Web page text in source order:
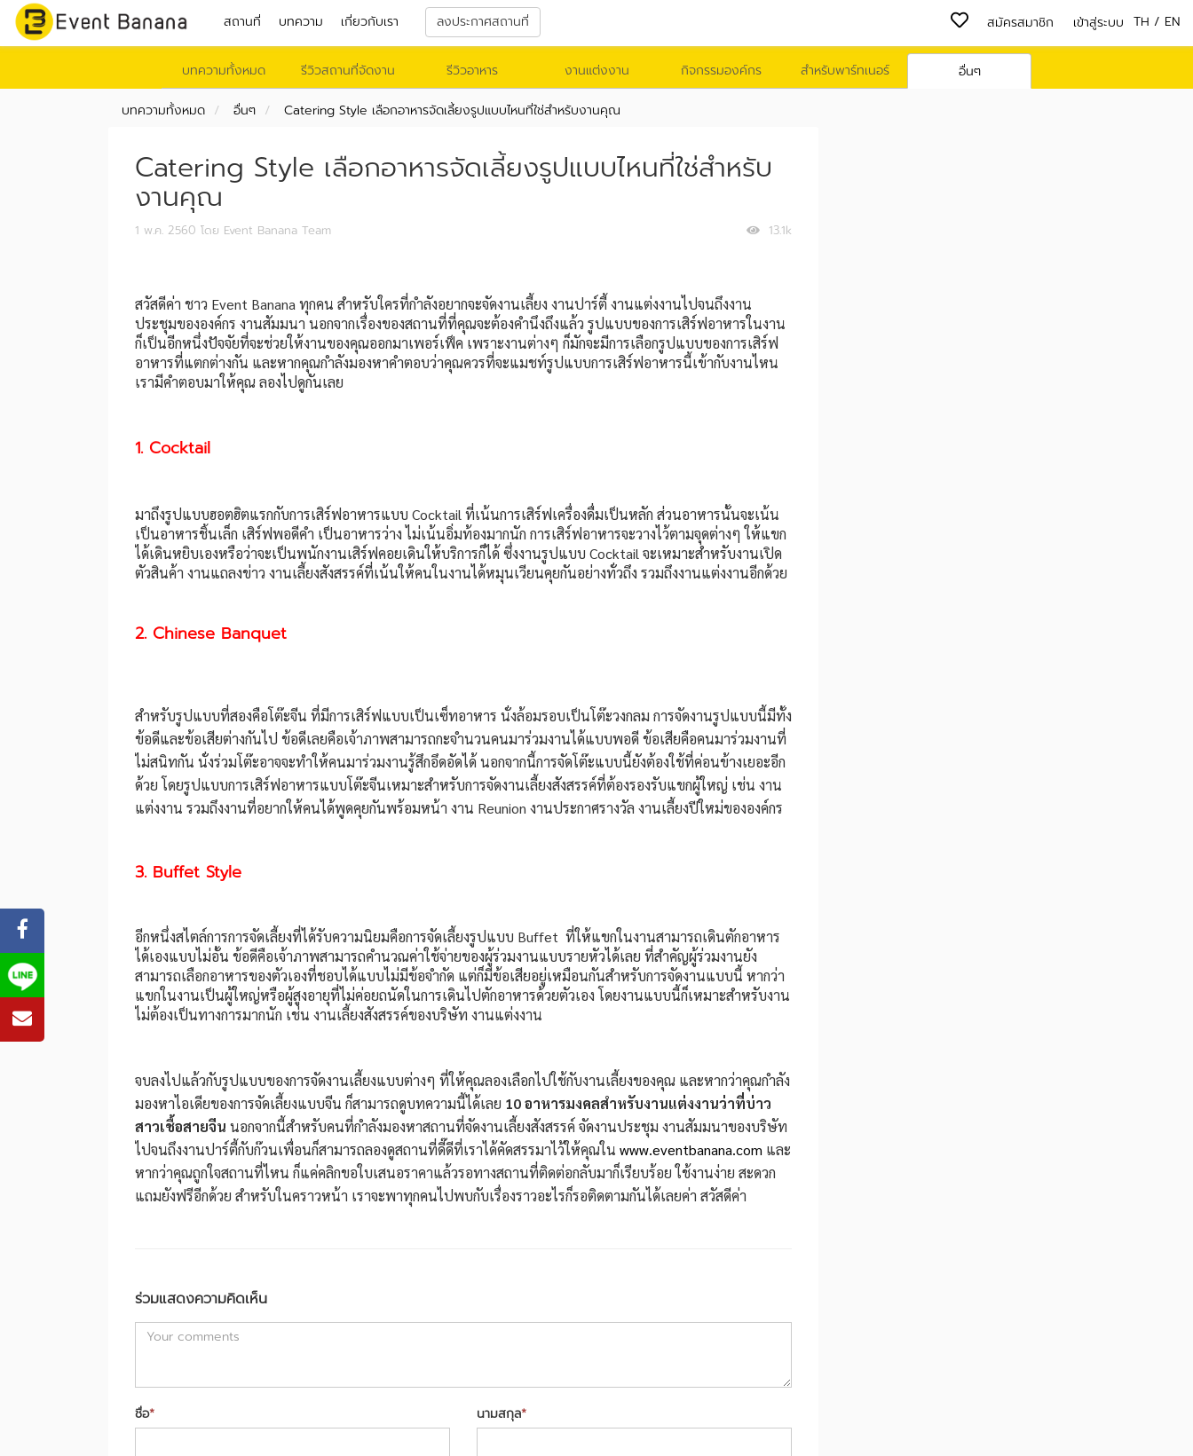
สถานที่ บทความ เกี่ยวกับเรา ลงประกาศสถานที่ TH / EN
สมัครสมาชิก เข้าสู่ระบบ
บทความทั้งหมด รีวิวสถานที่จัดงาน รีวิวอาหาร งานแต่งงาน กิจกรรมองค์กร สำหรับพาร์ทเนอร์ อื่นๆ
บทความทั้งหมด อื่นๆ Catering Style เลือกอาหารจัดเลี้ยงรูปแบบไหนที่ใช่สำหรับงานคุณ
Catering Style เลือกอาหารจัดเลี้ยงรูปแบบไหนที่ใช่สำหรับ
งานคุณ
13.1k
1 พ.ค. 2560 โดย Event Banana Team
สวัสดีค่า ชาว Event Banana ทุกคน สำหรับใครที่กำลังอยากจะจัดงานเลี้ยง งานปาร์ตี้ งานแต่งงานไปจนถึงงาน
ประชุมขององค์กร งานสัมมนา นอกจากเรื่องของสถานที่ที่คุณจะต้องคำนึงถึงแล้ว รูปแบบของการเสิร์ฟอาหารในงาน
ก็เป็นอีกหนึ่งปัจจัยที่จะช่วยให้งานของคุณออกมาเพอร์เฟ็ค เพราะงานต่างๆ ก็มักจะมีการเลือกรูปแบบของการเสิร์ฟ
อาหารที่แตกต่างกัน และหากคุณกำลังมองหาคำตอบว่าคุณควรที่จะแมชท์รูปแบบการเสิร์ฟอาหารนี้เข้ากับงานไหน
เรามีคำตอบมาให้คุณ ลองไปดูกันเลย
1. Cocktail
มาถึงรูปแบบฮอตฮิตแรกกับการเสิร์ฟอาหารแบบ Cocktail ที่เน้นการเสิร์ฟเครื่องดื่มเป็นหลัก ส่วนอาหารนั้นจะเน้น
เป็นอาหารชิ้นเล็ก เสิร์ฟพอดีคำ เป็นอาหารว่าง ไม่เน้นอิ่มท้องมากนัก การเสิร์ฟอาหารจะวางไว้ตามจุดต่างๆ ให้แขก
ได้เดินหยิบเองหรือว่าจะเป็นพนักงานเสิร์ฟคอยเดินให้บริการก็ได้ ซึ่งงานรูปแบบ Cocktail จะเหมาะสำหรับงานเปิด
ตัวสินค้า งานแถลงข่าว งานเลี้ยงสังสรรค์ที่เน้นให้คนในงานได้หมุนเวียนคุยกันอย่างทั่วถึง รวมถึงงานแต่งงานอีกด้วย
2. Chinese Banquet
สำหรับรูปแบบที่สองคือโต๊ะจีน ที่มีการเสิร์ฟแบบเป็นเซ็ทอาหาร นั่งล้อมรอบเป็นโต๊ะวงกลม การจัดงานรูปแบบนี้มีทั้ง
ข้อดีและข้อเสียต่างกันไป ข้อดีเลยคือเจ้าภาพสามารถกะจำนวนคนมาร่วมงานได้แบบพอดี ข้อเสียคือคนมาร่วมงานที่
ไม่สนิทกัน นั่งร่วมโต๊ะอาจจะทำให้คนมาร่วมงานรู้สึกอึดอัดได้ นอกจากนี้การจัดโต๊ะแบบนี้ยังต้องใช้ที่ค่อนข้างเยอะอีก
ด้วย โดยรูปแบบการเสิร์ฟอาหารแบบโต๊ะจีนเหมาะสำหรับการจัดงานเลี้ยงสังสรรค์ที่ต้องรองรับแขกผู้ใหญ่ เช่น งาน
แต่งงาน รวมถึงงานที่อยากให้คนได้พูดคุยกันพร้อมหน้า งาน Reunion งานประกาศรางวัล งานเลี้ยงปีใหม่ขององค์กร
3. Buffet Style
อีกหนึ่งสไตล์การการจัดเลี้ยงที่ได้รับความนิยมคือการจัดเลี้ยงรูปแบบ Buffet ที่ให้แขกในงานสามารถเดินตักอาหาร
ได้เองแบบไม่อั้น ข้อดีคือเจ้าภาพสามารถคำนวณค่าใช้จ่ายของผู้ร่วมงานแบบรายหัวได้เลย ที่สำคัญผู้ร่วมงานยัง
สามารถเลือกอาหารของตัวเองที่ชอบได้แบบไม่มีข้อจำกัด แต่ก็มีข้อเสียอยู่เหมือนกันสำหรับการจัดงานแบบนี้ หากว่า
แขกในงานเป็นผู้ใหญ่หรือผู้สูงอายุที่ไม่ค่อยถนัดในการเดินไปตักอาหารด้วยตัวเอง โดยงานแบบนี้ก็เหมาะสำหรับงาน
ไม่ต้องเป็นทางการมากนัก เช่น งานเลี้ยงสังสรรค์ของบริษัท งานแต่งงาน
จบลงไปแล้วกับรูปแบบของการจัดงานเลี้ยงแบบต่างๆ ที่ให้คุณลองเลือกไปใช้กับงานเลี้ยงของคุณ และหากว่าคุณกำลัง
มองหาไอเดียของการจัดเลี้ยงแบบจีน ก็สามารถดูบทความนี้ได้เลย 10 อาหารมงคลสำหรับงานแต่งงานว่าที่บ่าว
สาวเชื้อสายจีน นอกจากนี้สำหรับคนที่กำลังมองหาสถานที่จัดงานเลี้ยงสังสรรค์ จัดงานประชุม งานสัมมนาของบริษัท
ไปจนถึงงานปาร์ตี้กับก๊วนเพื่อนก็สามารถลองดูสถานที่ดี๊ดีที่เราได้คัดสรรมาไว้ให้คุณใน www.eventbanana.com และ
หากว่าคุณถูกใจสถานที่ไหน ก็แค่คลิกขอใบเสนอราคาแล้วรอทางสถานที่ติดต่อกลับมาก็เรียบร้อย ใช้งานง่าย สะดวก
แถมยังฟรีอีกด้วย สำหรับในคราวหน้า เราจะพาทุกคนไปพบกับเรื่องราวอะไรก็รอติดตามกันได้เลยค่า สวัสดีค่า
ร่วมแสดงความคิดเห็น
ชื่อ* นามสกุล*